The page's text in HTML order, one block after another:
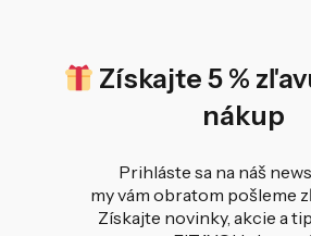
Získajte 5 %
nákup
Prihláste sa na náš
my vám obratom pošleme
Získajte novinky, akcie a